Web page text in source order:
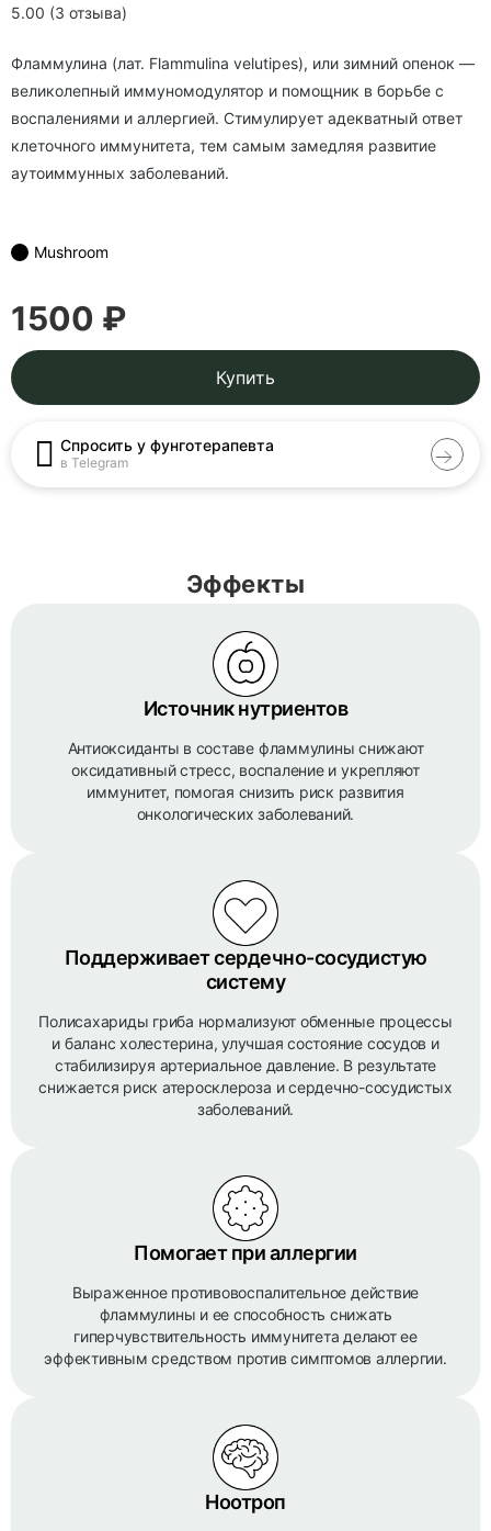
5.00 (3 отзыва)
Фламмулина (лат. Flammulina velutipes), или зимний опенок —
великолепный иммуномодулятор и помощник в борьбе с
воспалениями и аллергией. Стимулирует адекватный ответ
клеточного иммунитета, тем самым замедляя развитие
аутоиммунных заболеваний.
Mushroom
1500 ₽
Купить
Спросить у фунготерапевта
в Telegram
Эффекты
Источник нутриентов
Антиоксиданты в составе фламмулины снижают
оксидативный стресс, воспаление и укрепляют
иммунитет, помогая снизить риск развития
онкологических заболеваний.
Поддерживает сердечно-сосудистую
систему
Полисахариды гриба нормализуют обменные процессы
и баланс холестерина, улучшая состояние сосудов и
стабилизируя артериальное давление. В результате
снижается риск атеросклероза и сердечно-сосудистых
заболеваний.
Помогает при аллергии
Выраженное противовоспалительное действие
фламмулины и ее способность снижать
гиперчувствительность иммунитета делают ее
эффективным средством против симптомов аллергии.
Ноотроп